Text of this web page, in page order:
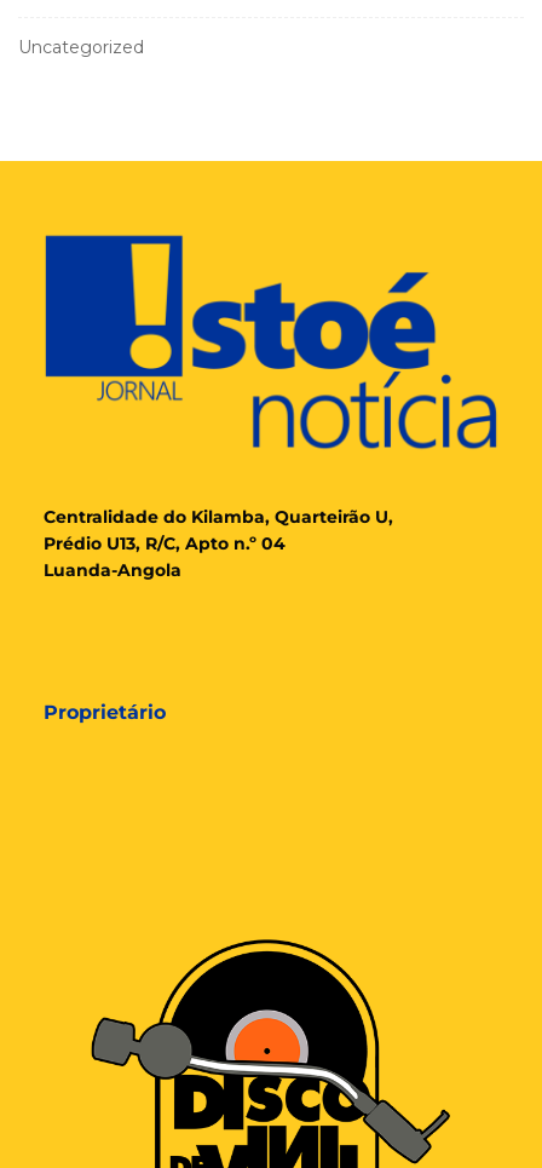
Uncategorized
Centralidade do Kilamba, Quarteirão U,
Prédio U13, R/C, Apto n.º 04
Luanda-Angola
Proprietário